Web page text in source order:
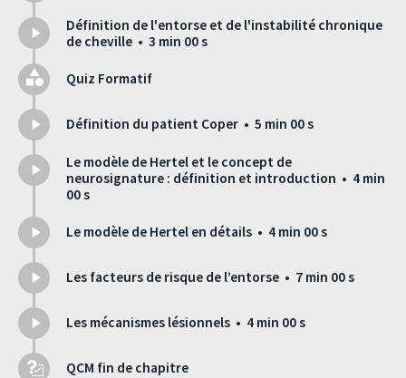
Définition de l'entorse et de l'instabilité chronique
de cheville • 3 min 00 s
Quiz Formatif
Définition du patient Coper • 5 min 00 s
Le modèle de Hertel et le concept de
neurosignature : définition et introduction • 4 min
00 s
Le modèle de Hertel en détails • 4 min 00 s
Les facteurs de risque de l’entorse • 7 min 00 s
Les mécanismes lésionnels • 4 min 00 s
QCM fin de chapitre